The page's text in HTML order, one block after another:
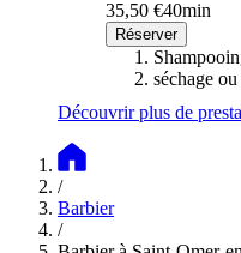
35,50 €40min
Réserver
séchage
Découvrir plus de
/
Barbier
/